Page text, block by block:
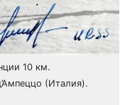
10 км.
(Италия).